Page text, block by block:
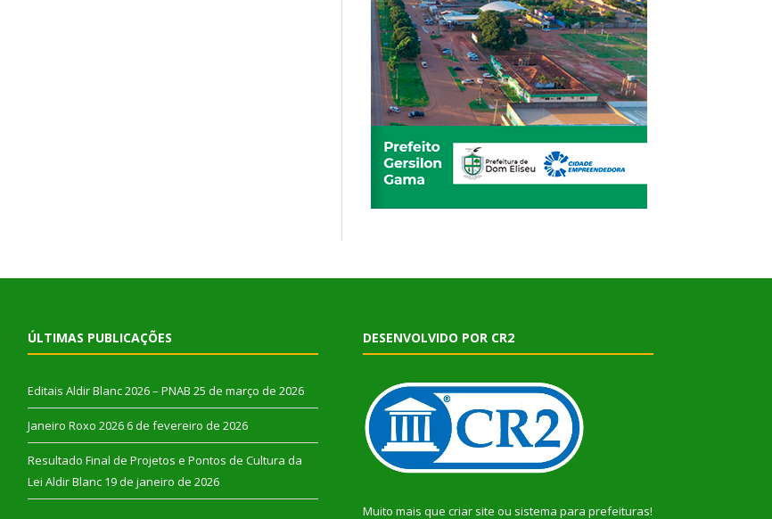
ÚLTIMAS PUBLICAÇÕES
Editais Aldir Blanc 2026 – PNAB 25 de março de 2026
Janeiro Roxo 2026 6 de fevereiro de 2026
Resultado Final de Projetos e Pontos de Cultura da
Lei Aldir Blanc 19 de janeiro de 2026
DESENVOLVIDO POR CR2
Muito mais que criar site ou sistema para prefeituras!